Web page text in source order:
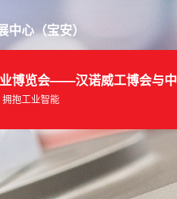
心（宝安）
博览会——汉诺威工博会与
抱工业智能